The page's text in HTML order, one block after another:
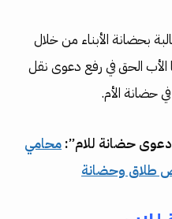
بحضانة الأبناء من خلال
الحق في رفع دعوى نقل
حضانة الأم.
حضانة للام”: محامي
طلاق وحضانة